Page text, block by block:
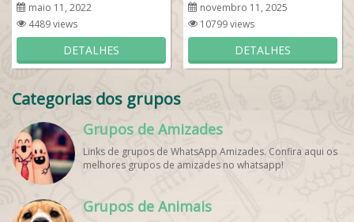
Internacional
maio 11, 2022
4489 views
DETALHES
novembro 11, 2025
10799 views
DETALHES
Categorias dos grupos
Grupos de Amizades
Links de grupos de WhatsApp Amizades. Confira aqui os
melhores grupos de amizades no whatsapp!
Grupos de Animais